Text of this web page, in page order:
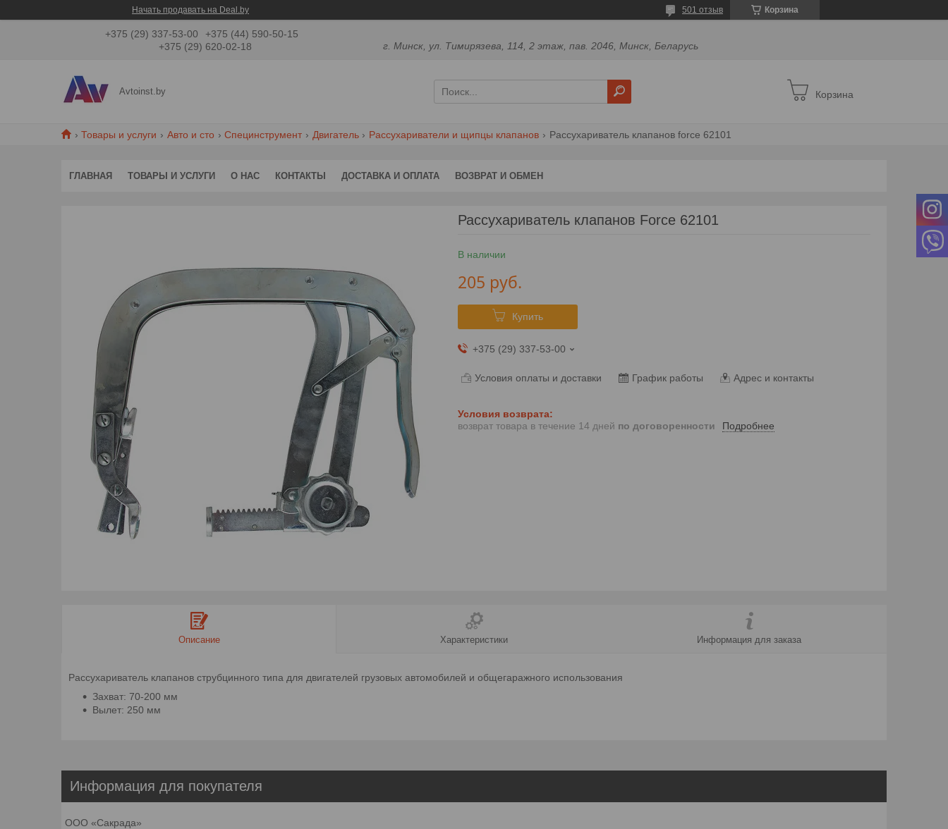
Начать продавать на Deal.by Корзина
501 отзыв
+375 (29) 337-53-00
+375 (44) 590-50-15
+375 (29) 620-02-18
г. Минск, ул. Тимирязева, 114, 2 этаж, пав. 2046, Минск, Беларусь
Avtoinst.by Корзина
Товары и услуги Авто и сто Специнструмент Двигатель Рассухариватели и щипцы клапанов Рассухариватель клапанов force 62101
ГЛАВНАЯ ТОВАРЫ И УСЛУГИ О НАС КОНТАКТЫ ДОСТАВКА И ОПЛАТА ВОЗВРАТ И ОБМЕН
Рассухариватель клапанов Force 62101
В наличии
205 руб.
Купить
+375 (29) 337-53-00
Условия оплаты и доставки График работы Адрес и контакты
возврат товара в течение 14 дней по договоренности Подробнее
Описание Характеристики Информация для заказа
Рассухариватель клапанов струбцинного типа для двигателей грузовых автомобилей и общегаражного использования
Захват: 70-200 мм
Вылет: 250 мм
Информация для покупателя
ООО «Сакрада»